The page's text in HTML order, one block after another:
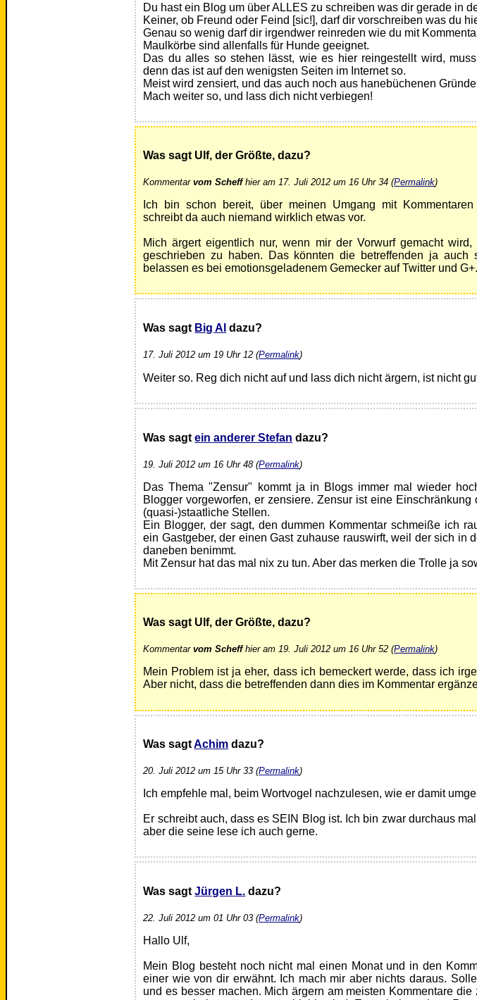
Du hast ein Blog um über ALLES zu schreiben was dir gerade in
Keiner, ob Freund oder Feind [sic!], darf dir vorschreiben was du
Genau so wenig darf dir irgendwer reinreden wie du mit
Maulkörbe sind allenfalls für Hunde geeignet.
Das du alles so stehen lässt, wie es hier reingestellt wird,
denn das ist auf den wenigsten Seiten im Internet so.
Meist wird zensiert, und das auch noch aus hanebüchenen
Mach weiter so, und lass dich nicht verbiegen!
Was sagt Ulf, der Größte, dazu?
Kommentarvom Scheffhier am 17. Juli 2012 um 16 Uhr 34 (Permalink)
Ich bin schon bereit, über meinen Umgang mit
schreibt da auch niemand wirklich etwas vor.
Mich ärgert eigentlich nur, wenn mir der Vorwurf gemacht wird,
geschrieben zu haben. Das könnten die betreffenden ja auch
belassen es bei emotionsgeladenem Gemecker auf Twitter und G+.
Was sagt Big Al dazu?
17. Juli 2012 um 19 Uhr 12 (Permalink)
Weiter so. Reg dich nicht auf und lass dich nicht ärgern, ist nicht
Was sagtein anderer Stefan dazu?
19. Juli 2012 um 16 Uhr 48 (Permalink)
Das Thema "Zensur" kommt ja in Blogs immer mal wieder
Blogger vorgeworfen, er zensiere. Zensur ist eine Einschränkung
(quasi-)staatliche Stellen.
Ein Blogger, der sagt, den dummen Kommentar schmeiße ich
ein Gastgeber, der einen Gast zuhause rauswirft, weil der sich in
daneben benimmt.
Mit Zensur hat das mal nix zu tun. Aber das merken die Trolle ja
Was sagt Ulf, der Größte, dazu?
Kommentarvom Scheffhier am 19. Juli 2012 um 16 Uhr 52 (Permalink)
Mein Problem ist ja eher, dass ich bemeckert werde, dass ich
Aber nicht, dass die betreffenden dann dies im Kommentar
Was sagtAchim dazu?
20. Juli 2012 um 15 Uhr 33 (Permalink)
Ich empfehle mal, beim Wortvogel nachzulesen, wie er damit
Er schreibt auch, dass es SEIN Blog ist. Ich bin zwar durchaus
aber die seine lese ich auch gerne.
Was sagtJürgen L. dazu?
22. Juli 2012 um 01 Uhr 03 (Permalink)
Hallo Ulf,
Mein Blog besteht noch nicht mal einen Monat und in den
einer wie von dir erwähnt. Ich mach mir aber nichts daraus.
und es besser machen. Mich ärgern am meisten Kommentare die